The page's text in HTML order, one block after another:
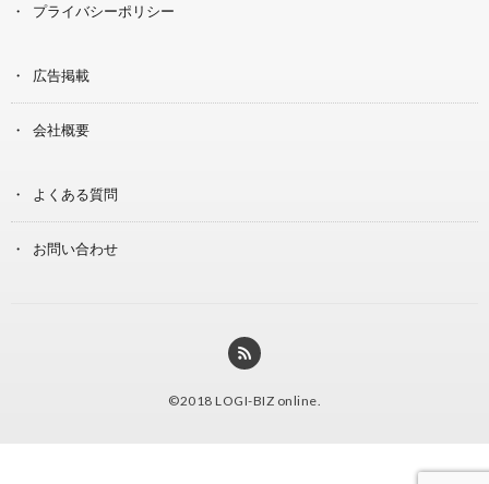
プライバシーポリシー
広告掲載
会社概要
よくある質問
お問い合わせ
©2018 LOGI-BIZ online